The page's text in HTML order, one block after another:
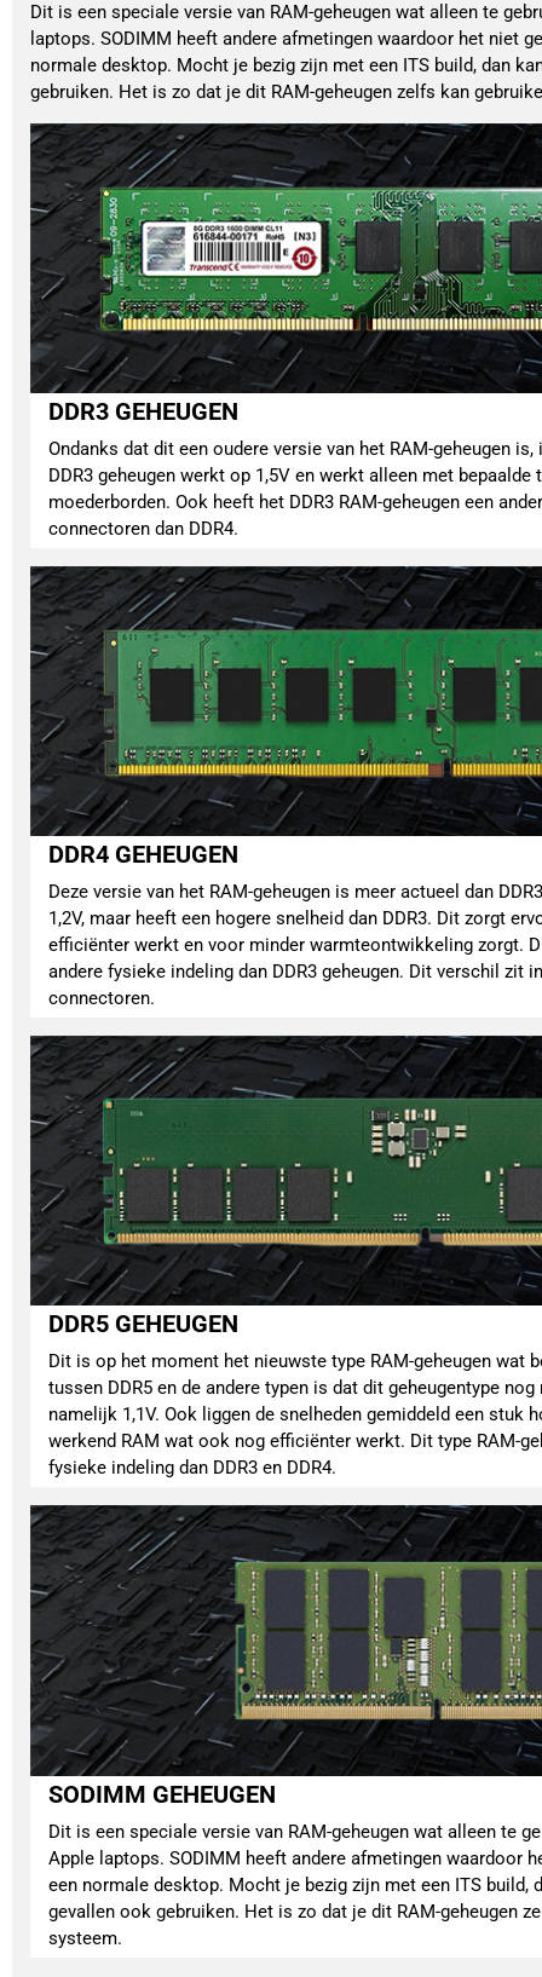
Dit is een speciale versie van RAM-geheugen wat alleen te
laptops. SODIMM heeft andere afmetingen waardoor het niet
normale desktop. Mocht je bezig zijn met een ITS build, dan
gebruiken. Het is zo dat je dit RAM-geheugen zelfs kan
DDR3 GEHEUGEN
Ondanks dat dit een oudere versie van het RAM-geheugen
DDR3 geheugen werkt op 1,5V en werkt alleen met
moederborden. Ook heeft het DDR3 RAM-geheugen een
connectoren dan DDR4.
DDR4 GEHEUGEN
Deze versie van het RAM-geheugen is meer actueel dan
1,2V, maar heeft een hogere snelheid dan DDR3. Dit zorgt
efficiënter werkt en voor minder warmteontwikkeling zorgt.
andere fysieke indeling dan DDR3 geheugen. Dit verschil zit
connectoren.
DDR5 GEHEUGEN
Dit is op het moment het nieuwste type RAM-geheugen wat
tussen DDR5 en de andere typen is dat dit geheugentype
namelijk 1,1V. Ook liggen de snelheden gemiddeld een stuk
werkend RAM wat ook nog efficiënter werkt. Dit type RAM-
fysieke indeling dan DDR3 en DDR4.
SODIMM GEHEUGEN
Dit is een speciale versie van RAM-geheugen wat alleen te
Apple laptops. SODIMM heeft andere afmetingen waardoor
een normale desktop. Mocht je bezig zijn met een ITS build,
gevallen ook gebruiken. Het is zo dat je dit RAM-geheugen
systeem.